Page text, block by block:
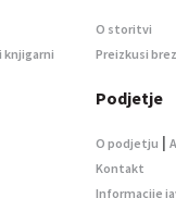
knjigarni
O storitvi
Preizkusi
Podjetje
O podjetju |
Kontakt
Informacije